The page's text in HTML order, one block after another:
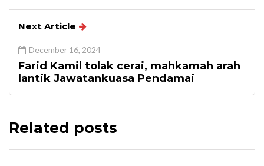
Next Article
December 16, 2024
Farid Kamil tolak cerai, mahkamah arah
lantik Jawatankuasa Pendamai
Related posts